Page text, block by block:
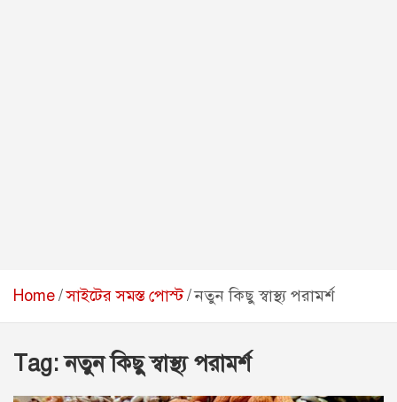
Home সাইটের সমস্ত পোস্ট নতুন কিছু স্বাস্থ্য পরামর্শ
Tag:নতুন কিছু স্বাস্থ্য পরামর্শ